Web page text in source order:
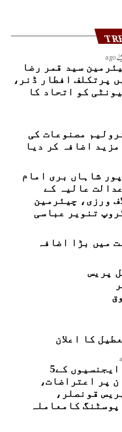
سید قمر رضا
پرتکلف افطار ڈنر،
کو اتحاد کا
مصنوعات کی
اضافہ کر دیا
شاہاں بری امام
عالیہ کے
ورزی، چیئرمین
تنویر عباسی
میں بڑا اضافہ
پریس
کا اعلان
انٹیلی جنس ایجنسیوں کے5
پر اعتراضات،
قونصلر،
کامعاملہ